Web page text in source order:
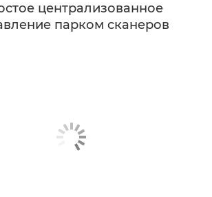
централизованное
парком сканеров